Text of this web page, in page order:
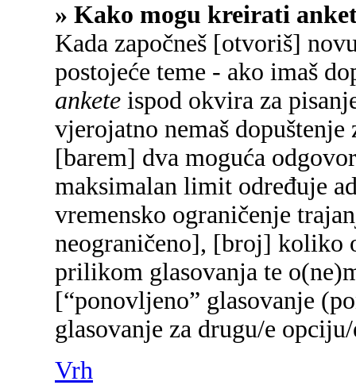
» Kako mogu kreirati
Kada započneš [otvoriš]
postojeće teme - ako imaš
ankete ispod okvira za
vjerojatno nemaš
[barem] dva moguća
maksimalan limit određuje
vremensko ograničenje
neograničeno], [broj] koliko
prilikom glasovanja te
[“ponovljeno” glasovanje
glasovanje za drugu/e
Vrh